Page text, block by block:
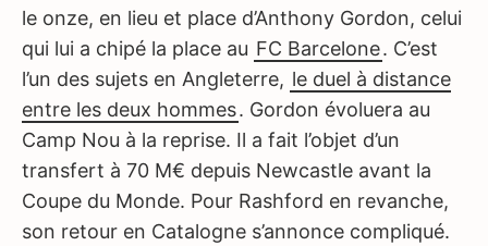
le onze, en lieu et place d’Anthony Gordon, celui
qui lui a chipé la place au FC Barcelone. C’est
l’un des sujets en Angleterre, le duel à distance
entre les deux hommes. Gordon évoluera au
Camp Nou à la reprise. Il a fait l’objet d’un
transfert à 70 M€ depuis Newcastle avant la
Coupe du Monde. Pour Rashford en revanche,
son retour en Catalogne s’annonce compliqué.